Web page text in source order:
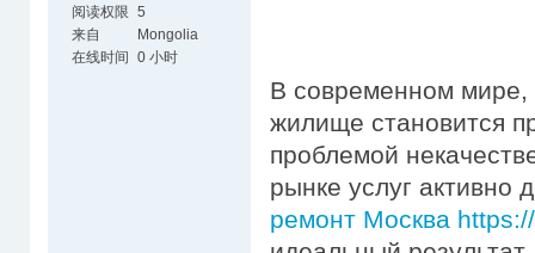
阅读权限 5
来自
Mongolia
在线时间
0 小时
В современном мире,
жилище становится
проблемой
рынке услуг
ремонт Москва